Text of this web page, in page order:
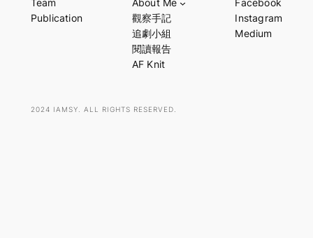
r
Team
Publication
About Me
觀察手記
追劇小組
閱讀報告
AF Knit
Facebook
Instagram
Medium
2024 IAMSY. ALL RIGHTS RESERVED.